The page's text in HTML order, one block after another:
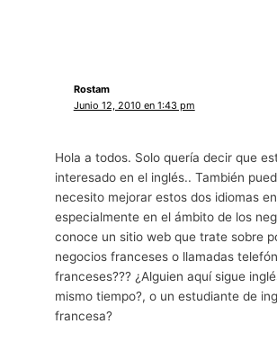
Rostam
Junio 12, 2010 en 1:43 pm
Hola a todos. Solo quería decir que
interesado en el inglés.. También
necesito mejorar estos dos idiomas
especialmente en el ámbito de los
conoce un sitio web que trate sobre
negocios franceses o llamadas
franceses??? ¿Alguien aquí sigue
mismo tiempo?, o un estudiante de
francesa?